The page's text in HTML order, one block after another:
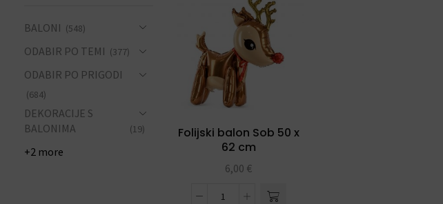
Folijski balon Sob 50 x
62 cm
6,00 €
BALONI (548)
ODABIR PO TEMI (377)
ODABIR PO PRIGODI
(684)
DEKORACIJE S
BALONIMA
(19)
+2 more